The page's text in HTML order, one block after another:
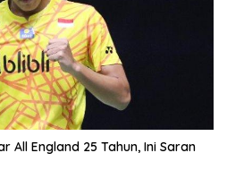
All England 25 Tahun, Ini Saran